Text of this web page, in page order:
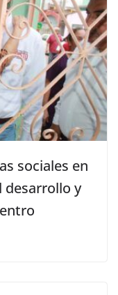
sociales en
desarrollo y